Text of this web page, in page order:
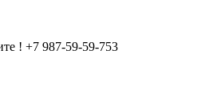
! +7 987-59-59-753